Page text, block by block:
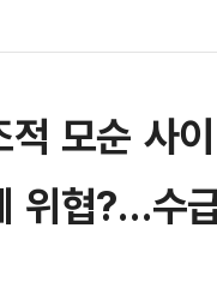
적 모순 사
위협?…수